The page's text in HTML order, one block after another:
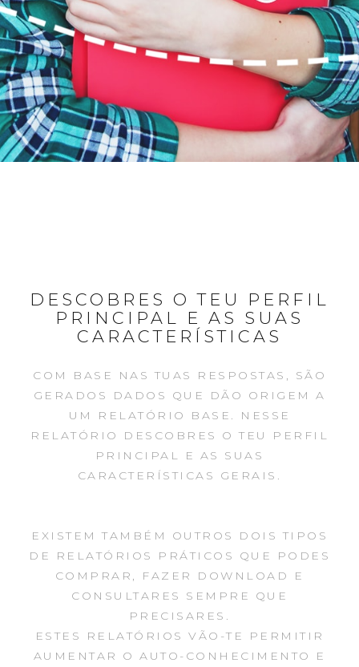
DESCOBRES O TEU PERFIL
PRINCIPAL E AS SUAS
CARACTERÍSTICAS
COM BASE NAS TUAS RESPOSTAS, SÃO
GERADOS DADOS QUE DÃO ORIGEM A
UM RELATÓRIO BASE. NESSE
RELATÓRIO DESCOBRES O TEU PERFIL
PRINCIPAL E AS SUAS
CARACTERÍSTICAS GERAIS.
EXISTEM TAMBÉM OUTROS DOIS TIPOS
DE RELATÓRIOS PRÁTICOS QUE PODES
COMPRAR, FAZER DOWNLOAD E
CONSULTARES SEMPRE QUE
PRECISARES.
ESTES RELATÓRIOS VÃO-TE PERMITIR
AUMENTAR O AUTO-CONHECIMENTO E